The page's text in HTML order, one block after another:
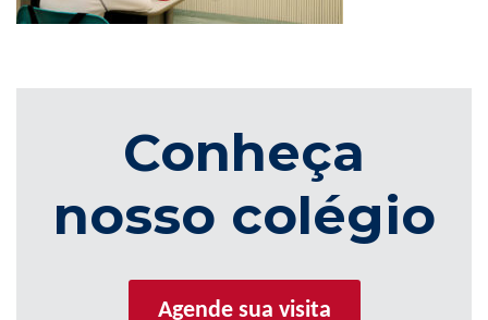
Conheça
nosso colégio
Agende sua visita